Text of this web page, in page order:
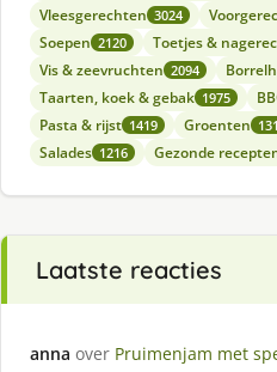
Vleesgerechten 3024
Soepen 2120 Toetjes &
Vis & zeevruchten 2094
Taarten, koek & gebak 1975
Pasta & rijst 1419 Groenten
Salades 1216 Gezonde
Laatste reacties
anna over Pruimenjam met